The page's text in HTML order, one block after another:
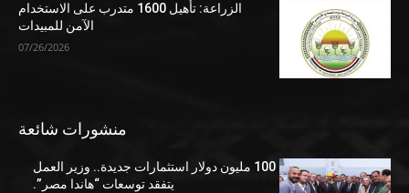
الزراعة: تأهيل 1600 متدرب على الاستخدام
الآمن للمبيدات
07/26/2026
منشورات شائعة
100 مليون دولار استثمارات جديدة.. وزير العمل
يتفقد توسعات “هاندا مصر”.